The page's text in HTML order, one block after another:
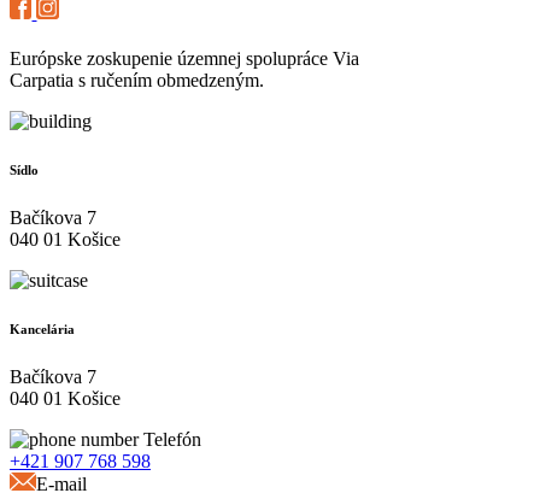
Európske zoskupenie územnej spolupráce Via
Carpatia s ručením obmedzeným.
Sídlo
Bačíkova 7
040 01 Košice
Kancelária
Bačíkova 7
040 01 Košice
Telefón
+421 907 768 598
E-mail